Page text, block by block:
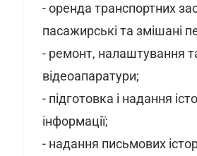
- оренда транспортних
пасажирські та змішані
- ремонт, налаштування
відеоапаратури;
- підготовка і надання
інформації;
- надання письмових